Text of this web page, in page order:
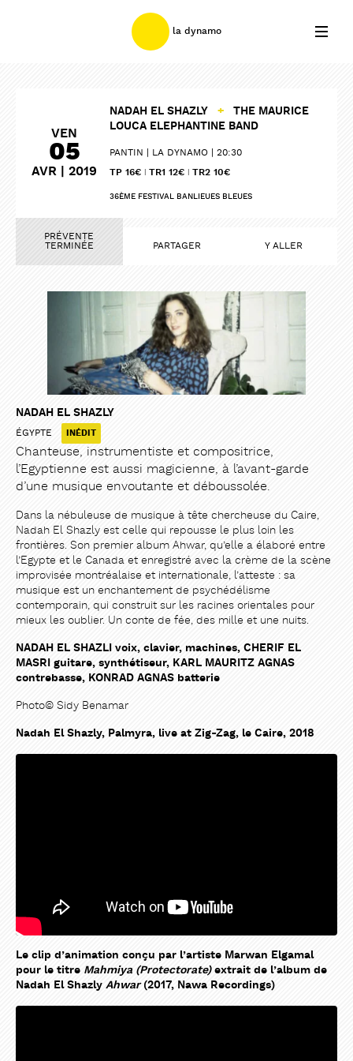
la dynamo
VEN
05
AVR | 2019
NADAH EL SHAZLY +
THE MAURICE
LOUCA ELEPHANTINE BAND
PANTIN LA DYNAMO
20:30
TP 16€ ǀ TR1 12€ ǀ TR2 10€
36ÈME FESTIVAL BANLIEUES BLEUES
PRÉVENTE
TERMINÉE PARTAGER Y ALLER
NADAH EL SHAZLY
ÉGYPTE INÉDIT
Chanteuse, instrumentiste et compositrice,
l’Egyptienne est aussi magicienne, à l’avant-garde
d’une musique envoutante et déboussolée.
Dans la nébuleuse de musique à tête chercheuse du Caire,
Nadah El Shazly est celle qui repousse le plus loin les
frontières. Son premier album Ahwar, qu’elle a élaboré entre
l’Egypte et le Canada et enregistré avec la crème de la scène
improvisée montréalaise et internationale, l’atteste : sa
musique est un enchantement de psychédélisme
contemporain, qui construit sur les racines orientales pour
mieux les oublier. Un conte de fée, des mille et une nuits.
NADAH EL SHAZLI voix, clavier, machines, CHERIF EL
MASRI guitare, synthétiseur, KARL MAURITZ AGNAS
contrebasse, KONRAD AGNAS batterie
Photo© Sidy Benamar
Nadah El Shazly, Palmyra, live at Zig-Zag, le Caire, 2018
Le clip d’animation conçu par l’artiste Marwan Elgamal
pour le titre Mahmiya (Protectorate)extrait de l’album de
Nadah El Shazly Ahwar(2017, Nawa Recordings)